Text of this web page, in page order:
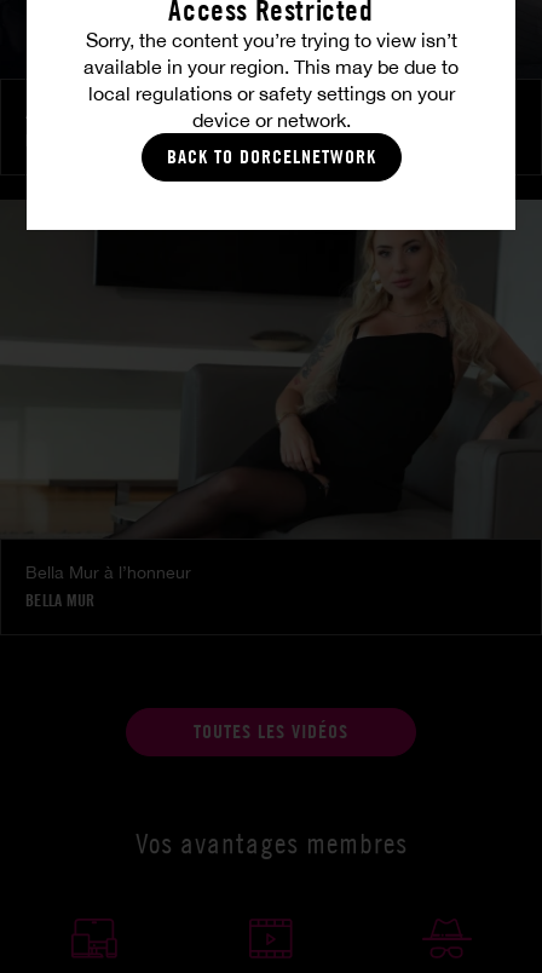
Access Restricted
Sorry, the content you’re trying to view isn’t
available in your region. This may be due to
local regulations or safety settings on your
device or network.
BACK TO DORCELNETWORK
Amitié brûlante
MATTY MILA PEREZ
Bella Mur à l’honneur
BELLA MUR
TOUTES LES VIDÉOS
Vos avantages membres